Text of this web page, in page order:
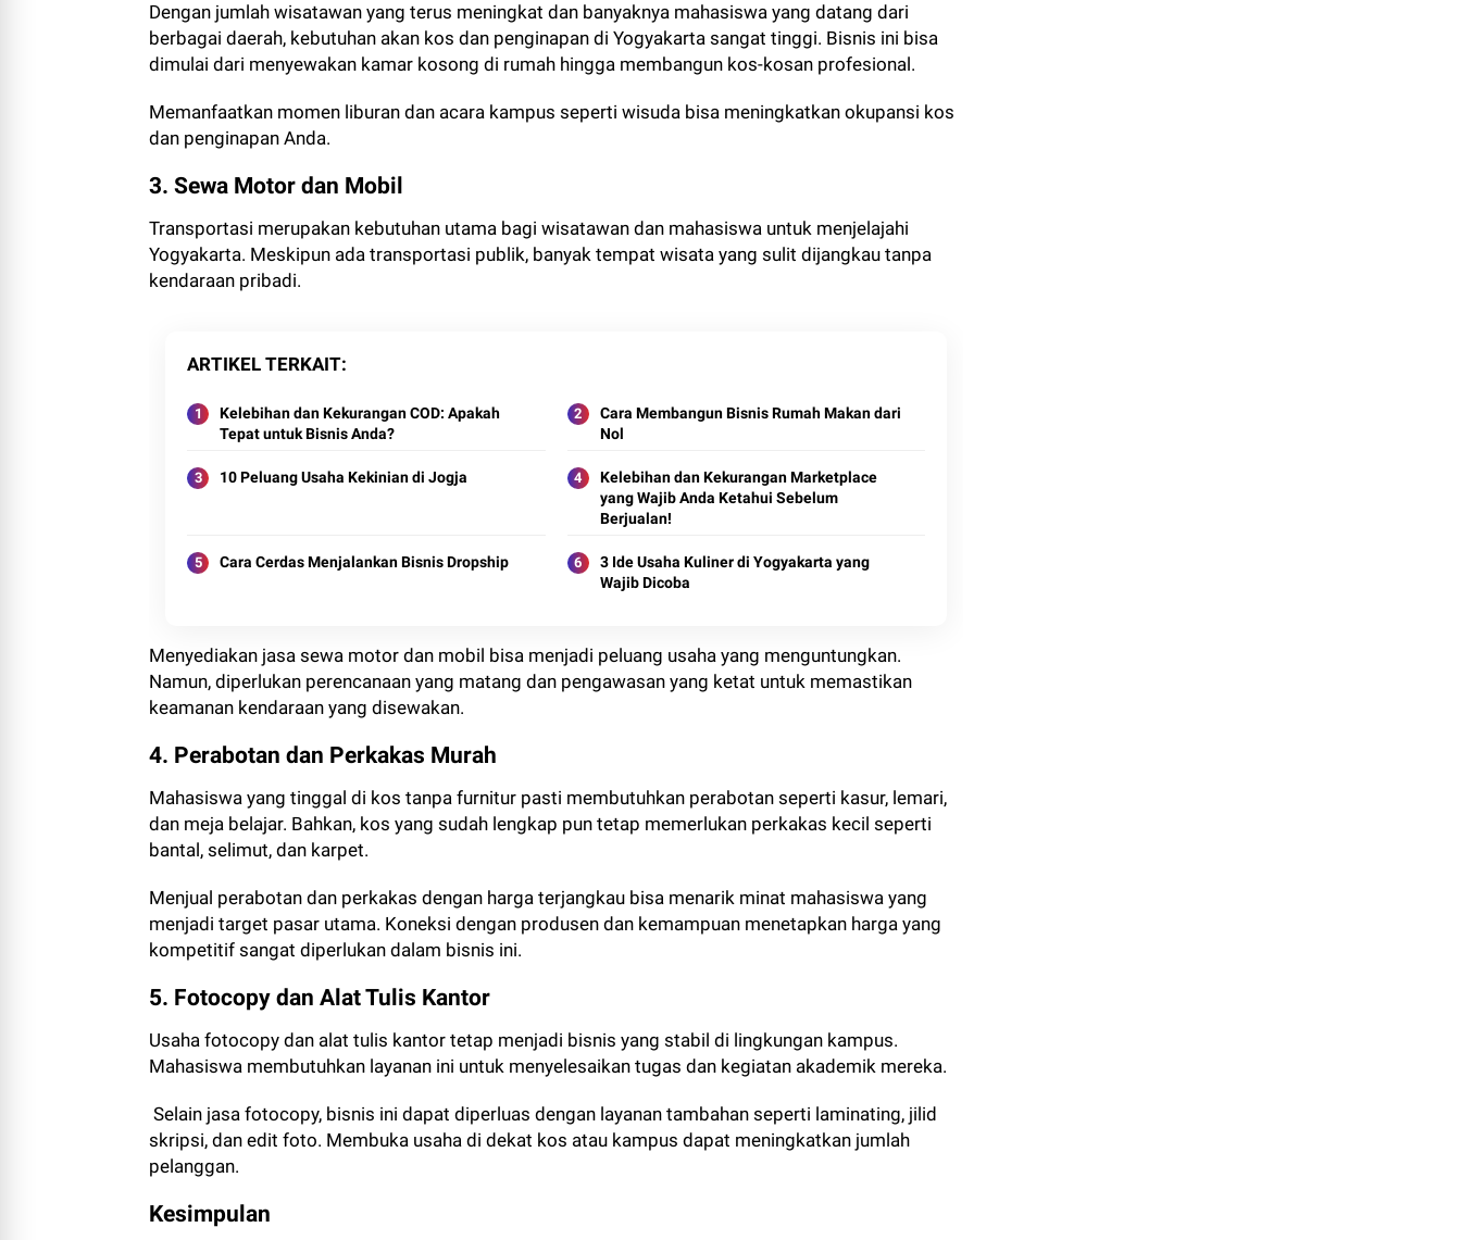
Dengan jumlah wisatawan yang terus meningkat dan banyaknya mahasiswa yang datang dari
berbagai daerah, kebutuhan akan kos dan penginapan di Yogyakarta sangat tinggi. Bisnis ini bisa
dimulai dari menyewakan kamar kosong di rumah hingga membangun kos-kosan profesional.
Memanfaatkan momen liburan dan acara kampus seperti wisuda bisa meningkatkan okupansi kos
dan penginapan Anda.
3. Sewa Motor dan Mobil
Transportasi merupakan kebutuhan utama bagi wisatawan dan mahasiswa untuk menjelajahi
Yogyakarta. Meskipun ada transportasi publik, banyak tempat wisata yang sulit dijangkau tanpa
kendaraan pribadi.
ARTIKEL TERKAIT
Kelebihan dan Kekurangan COD: Apakah
Tepat untuk Bisnis Anda?
Cara Membangun Bisnis Rumah Makan dari
Nol
10 Peluang Usaha Kekinian di Jogja
Kelebihan dan Kekurangan Marketplace
yang Wajib Anda Ketahui Sebelum
Berjualan!
Cara Cerdas Menjalankan Bisnis Dropship
3 Ide Usaha Kuliner di Yogyakarta yang
Wajib Dicoba
Menyediakan jasa sewa motor dan mobil bisa menjadi peluang usaha yang menguntungkan.
Namun, diperlukan perencanaan yang matang dan pengawasan yang ketat untuk memastikan
keamanan kendaraan yang disewakan.
4. Perabotan dan Perkakas Murah
Mahasiswa yang tinggal di kos tanpa furnitur pasti membutuhkan perabotan seperti kasur, lemari,
dan meja belajar. Bahkan, kos yang sudah lengkap pun tetap memerlukan perkakas kecil seperti
bantal, selimut, dan karpet.
Menjual perabotan dan perkakas dengan harga terjangkau bisa menarik minat mahasiswa yang
menjadi target pasar utama. Koneksi dengan produsen dan kemampuan menetapkan harga yang
kompetitif sangat diperlukan dalam bisnis ini.
5. Fotocopy dan Alat Tulis Kantor
Usaha fotocopy dan alat tulis kantor tetap menjadi bisnis yang stabil di lingkungan kampus.
Mahasiswa membutuhkan layanan ini untuk menyelesaikan tugas dan kegiatan akademik mereka.
Selain jasa fotocopy, bisnis ini dapat diperluas dengan layanan tambahan seperti laminating, jilid
skripsi, dan edit foto. Membuka usaha di dekat kos atau kampus dapat meningkatkan jumlah
pelanggan.
Kesimpulan